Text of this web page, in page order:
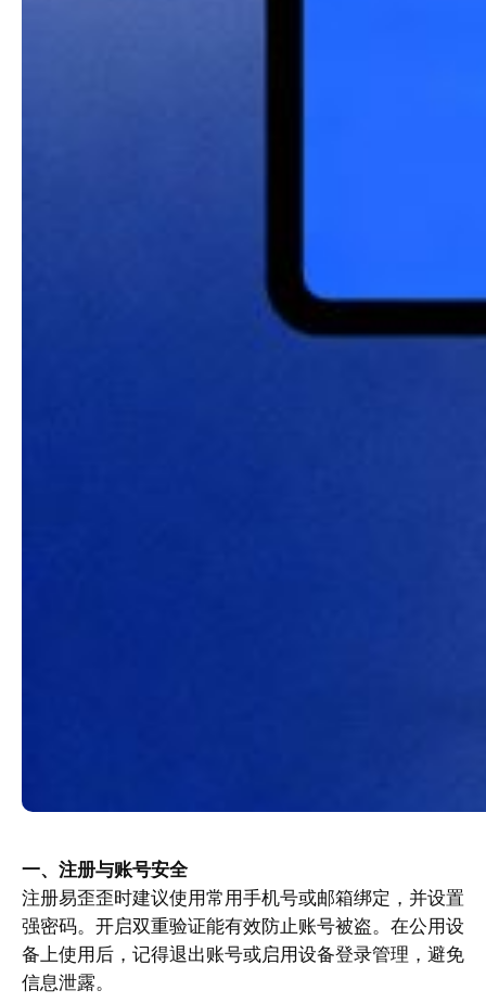
一、注册与账号安全
注册易歪歪时建议使用常用手机号或邮箱绑定，并设置
强密码。开启双重验证能有效防止账号被盗。在公用设
备上使用后，记得退出账号或启用设备登录管理，避免
信息泄露。